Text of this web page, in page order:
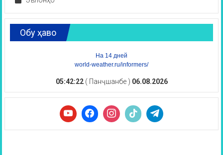
Обу ҳаво
На 14 дней
world-weather.ru/informers/
05:42:23( Панҷшанбе ) 06.08.2026